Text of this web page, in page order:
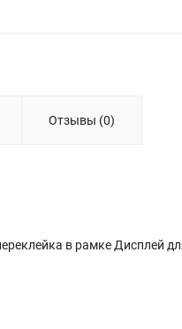
Отзывы (0)
в рамке Дисплей